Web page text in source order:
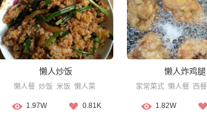
懒人炒饭
懒人餐 炒饭 米饭 懒人菜
1.97W 0.81K
懒人炸鸡腿
家常菜式 懒人餐 西餐
1.82W